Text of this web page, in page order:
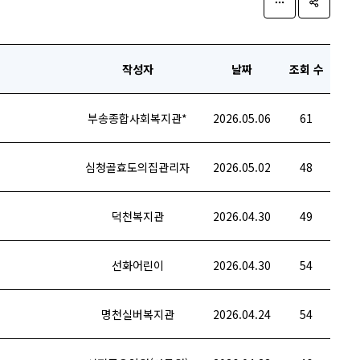
작성자 날짜 조회 수
부송종합사회복지관* 2026.05.06 61
심청골효도의집관리자 2026.05.02 48
덕천복지관 2026.04.30 49
선화어린이 2026.04.30 54
명천실버복지관 2026.04.24 54